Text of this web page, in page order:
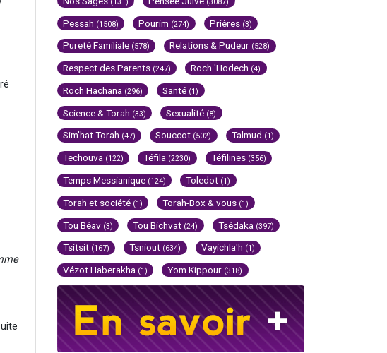
Pessah (1508) Pourim (274) Prières (3)
Pureté Familiale (578) Relations & Pudeur (528)
Respect des Parents (247) Roch 'Hodech (4)
Roch Hachana (296) Santé (1)
Science & Torah (33) Sexualité (8)
Sim'hat Torah (47) Souccot (502) Talmud (1)
Techouva (122) Téfila (2230) Téfilines (356)
Temps Messianique (124) Toledot (1)
Torah et société (1) Torah-Box & vous (1)
Tou Béav (3) Tou Bichvat (24) Tsédaka (397)
Tsitsit (167) Tsniout (634) Vayichla'h (1)
Vézot Haberakha (1) Yom Kippour (318)